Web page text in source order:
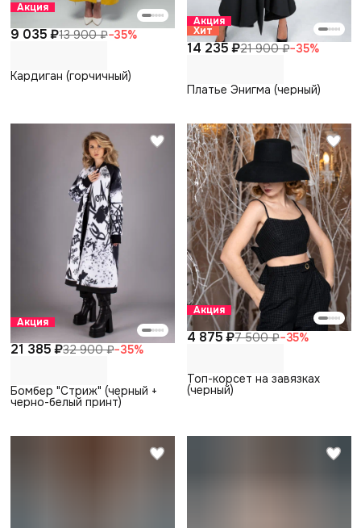
Акция
9 035 ₽13 900 ₽−35%
Кардиган (горчичный)
Акция
Хит
14 235 ₽21 900 ₽−35%
Платье Энигма (черный)
Акция
21 385 ₽32 900 ₽−35%
Бомбер "Стриж" (черный +
черно-белый принт)
Акция
4 875 ₽7 500 ₽−35%
Топ-корсет на завязках
(черный)